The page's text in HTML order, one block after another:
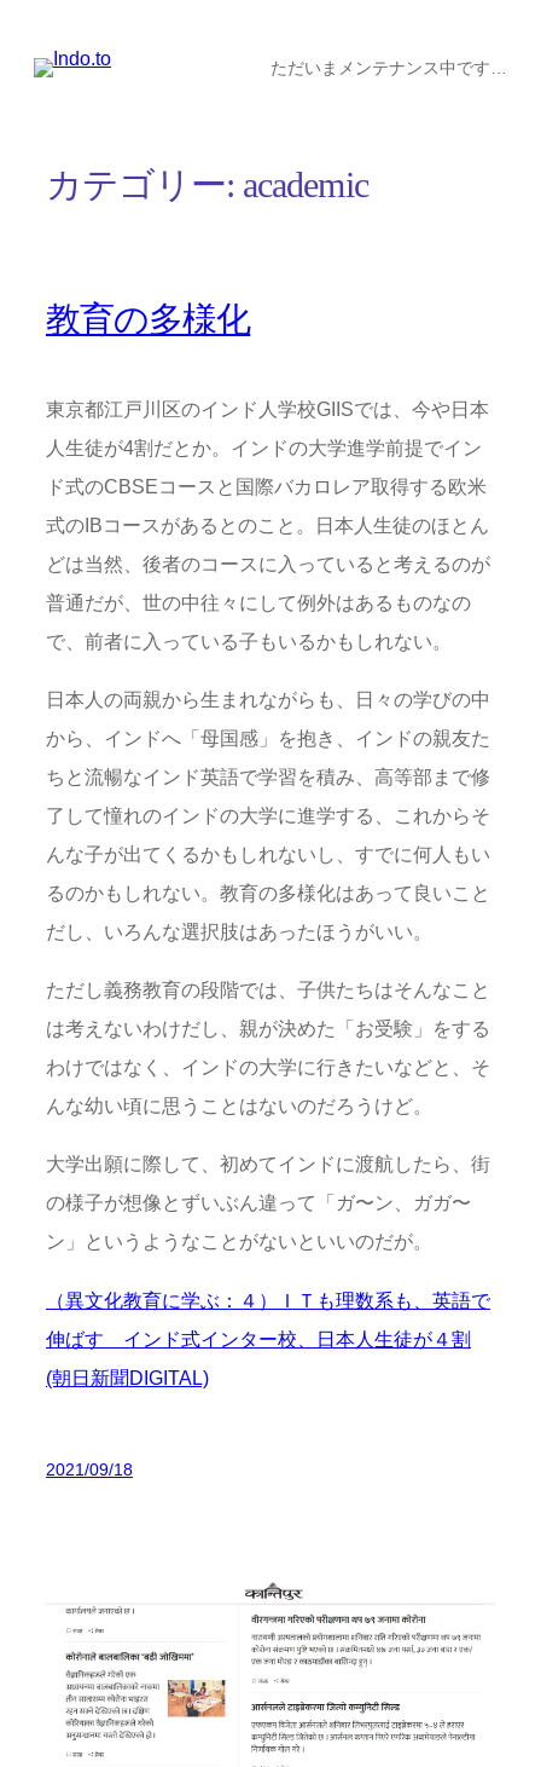
ただいまメンテナンス中です…
カテゴリー: academic
教育の多様化
東京都江戸川区のインド人学校GIISでは、今や日本
人生徒が4割だとか。インドの大学進学前提でイン
ド式のCBSEコースと国際バカロレア取得する欧米
式のIBコースがあるとのこと。日本人生徒のほとん
どは当然、後者のコースに入っていると考えるのが
普通だが、世の中往々にして例外はあるものなの
で、前者に入っている子もいるかもしれない。
日本人の両親から生まれながらも、日々の学びの中
から、インドへ「母国感」を抱き、インドの親友た
ちと流暢なインド英語で学習を積み、高等部まで修
了して憧れのインドの大学に進学する、これからそ
んな子が出てくるかもしれないし、すでに何人もい
るのかもしれない。教育の多様化はあって良いこと
だし、いろんな選択肢はあったほうがいい。
ただし義務教育の段階では、子供たちはそんなこと
は考えないわけだし、親が決めた「お受験」をする
わけではなく、インドの大学に行きたいなどと、そ
んな幼い頃に思うことはないのだろうけど。
大学出願に際して、初めてインドに渡航したら、街
の様子が想像とずいぶん違って「ガ〜ン、ガガ〜
ン」というようなことがないといいのだが。
（異文化教育に学ぶ：４）ＩＴも理数系も、英語で
伸ばす インド式インター校、日本人生徒が４割
(朝日新聞DIGITAL)
2021/09/18